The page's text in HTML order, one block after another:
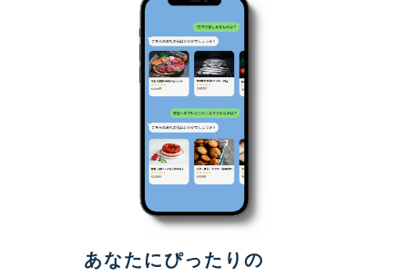
あなたにぴったりの